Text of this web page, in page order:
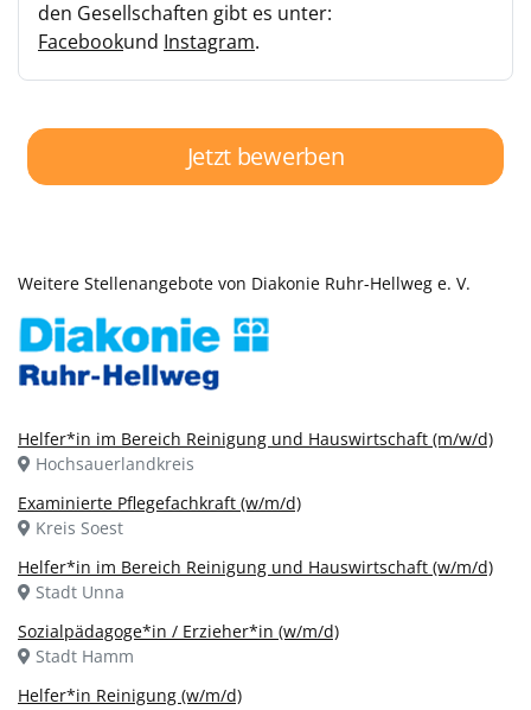
den Gesellschaften gibt es unter:
Facebookund Instagram.
Jetzt bewerben
Weitere Stellenangebote von Diakonie Ruhr-Hellweg e. V.
Helfer*in im Bereich Reinigung und Hauswirtschaft (m/w/d)
Hochsauerlandkreis
Examinierte Pflegefachkraft (w/m/d)
Kreis Soest
Helfer*in im Bereich Reinigung und Hauswirtschaft (w/m/d)
Stadt Unna
Sozialpädagoge*in / Erzieher*in (w/m/d)
Stadt Hamm
Helfer*in Reinigung (w/m/d)